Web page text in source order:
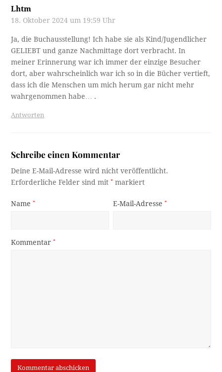
Lhtm
18. Oktober 2024 um 19:59 Uhr
Ja, die Buchausstellung! Ich habe sie als Kind/Jugendlicher
GELIEBT und ganze Nachmittage dort verbracht. In
meiner Erinnerung war ich immer der einzige Besucher
dort, aber wahrscheinlich war ich so in die Bücher vertieft,
dass ich die Menschen um mich herum gar nicht mehr
wahrgenommen habe… .
Antworten
Schreibe einen Kommentar
Deine E-Mail-Adresse wird nicht veröffentlicht.
Erforderliche Felder sind mit* markiert
Name* E-Mail-Adresse*
Kommentar*